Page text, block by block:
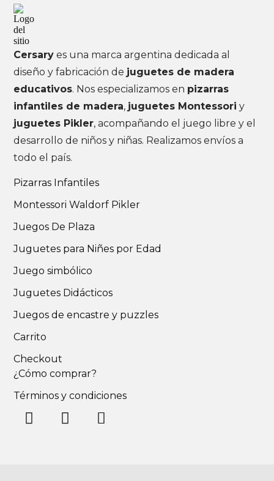
Cersary es una marca argentina dedicada al
diseño y fabricación de juguetes de madera
educativos. Nos especializamos en pizarras
infantiles de madera, juguetes Montessori y
juguetes Pikler, acompañando el juego libre y el
desarrollo de niños y niñas. Realizamos envíos a
todo el país.
Pizarras Infantiles
Montessori Waldorf Pikler
Juegos De Plaza
Juguetes para Niñes por Edad
Juego simbólico
Juguetes Didácticos
Juegos de encastre y puzzles
Carrito
Checkout
¿Cómo comprar?
Términos y condiciones